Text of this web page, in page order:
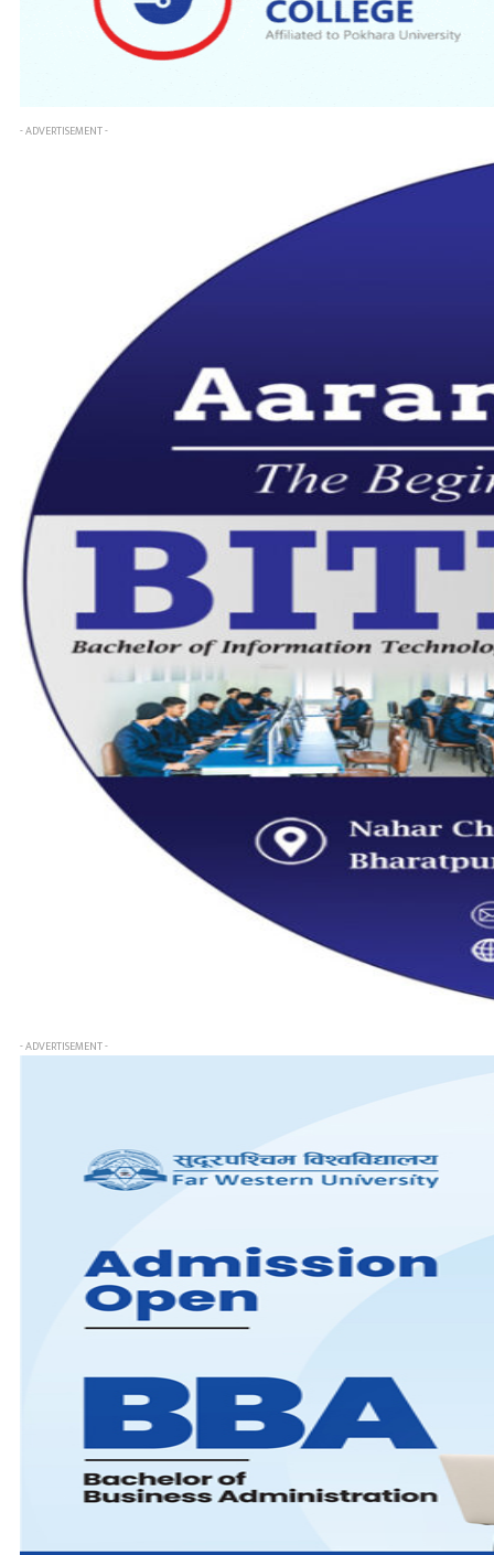
- ADVERTISEMENT -
- ADVERTISEMENT -